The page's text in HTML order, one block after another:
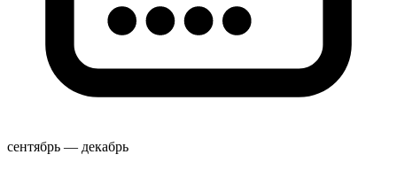
сентябрь — декабрь